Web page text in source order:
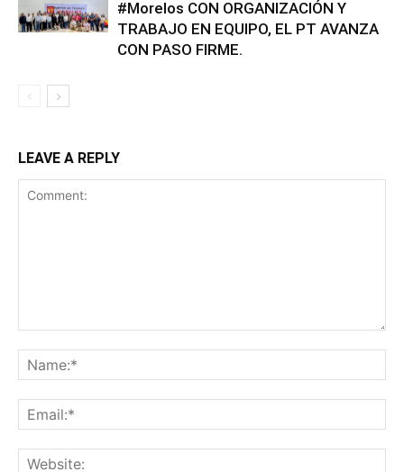
#Morelos CON ORGANIZACIÓN Y
TRABAJO EN EQUIPO, EL PT AVANZA
CON PASO FIRME.
LEAVE A REPLY